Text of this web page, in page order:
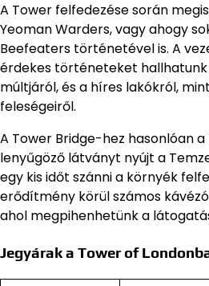
A Tower felfedezése során
Yeoman Warders, vagy ahogy
Beefeaters történetével is. A
érdekes történeteket
múltjáról, és a híres lakókról,
feleségeiről.
A Tower Bridge-hez hasonlóan a
lenyűgöző látványt nyújt a
egy kis időt szánni a környék
erődítmény körül számos
ahol megpihenhetünk a
Jegyárak a Tower of